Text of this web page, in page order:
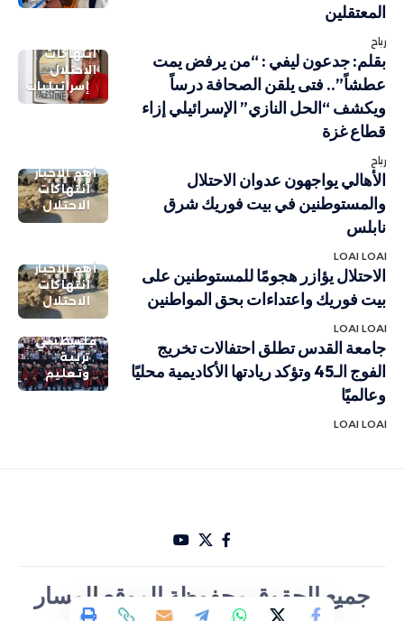
المعتقلين
رباح
انتهاكات
الاحتلال
إسرائيليات
بقلم: جدعون ليفي : “من يرفض يمت
عطشاً”.. فتى يلقن الصحافة درساً
ويكشف “الحل النازي” الإسرائيلي إزاء
قطاع غزة
رباح
أهم الاخبار
انتهاكات
الاحتلال
الأهالي يواجهون عدوان الاحتلال
والمستوطنين في بيت فوريك شرق
نابلس
LOAI LOAI
أهم الاخبار
انتهاكات
الاحتلال
الاحتلال يؤازر هجومًا للمستوطنين على
بيت فوريك واعتداءات بحق المواطنين
LOAI LOAI
فلسطيني
تربية
وتعليم
جامعة القدس تطلق احتفالات تخريج
الفوج الـ45 وتؤكد ريادتها الأكاديمية محليًا
وعالميًا
LOAI LOAI
جميع الحقوق محف وظة الموقع المسار